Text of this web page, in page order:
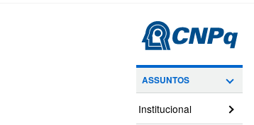
ASSUNTOS
Institucional